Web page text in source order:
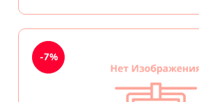
-7%